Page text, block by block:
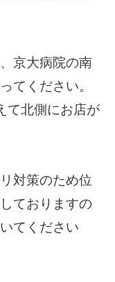
京大病院の南
てください。
て北側にお店が
対策のため位
ておりますの
てください